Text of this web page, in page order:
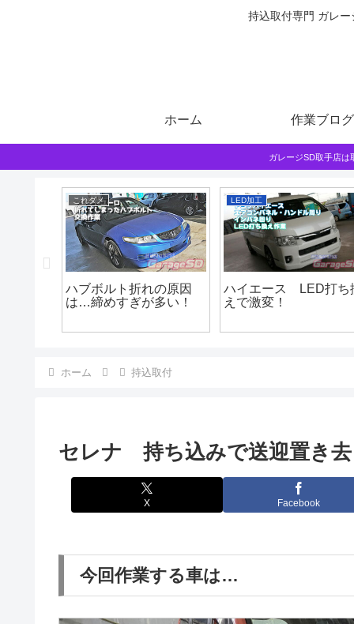
持込取付専門 ガレ
ホーム 作業ブログ
ガレージSD取手店
これダメ
ハブボルト折れの原因
は…締めすぎが多い！
LED加工
ハイエース LED打ち
えで激変！
ホーム 持込取付
セレナ 持ち込みで送迎置き去
X Facebook
今回作業する車は…